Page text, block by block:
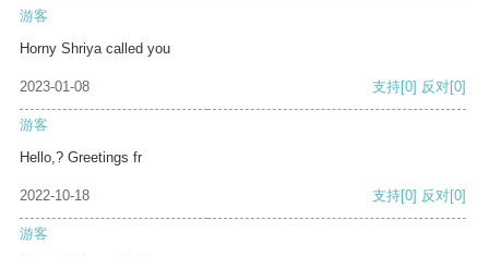
游客
Horny Shriya called you
2023-01-08 支持[0] 反对[0]
游客
Hello,? Greetings fr
2022-10-18 支持[0] 反对[0]
游客